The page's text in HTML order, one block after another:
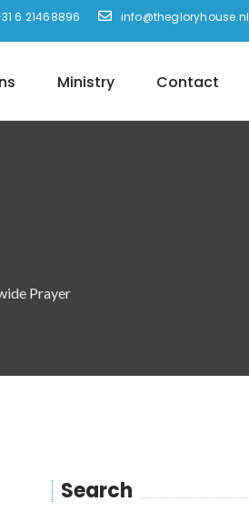
6 21468896 info@thegloryhouse.nl
Ministry Contact
Prayer
Search